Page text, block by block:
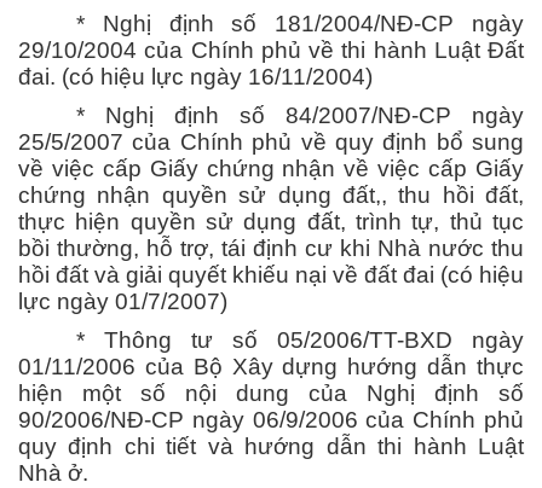
* Nghị định số 181/2004/NĐ-CP ngày
29/10/2004 của Chính phủ về thi hành Luật Đất
đai. (có hiệu lực ngày 16/11/2004)
* Nghị định số 84/2007/NĐ-CP ngày
25/5/2007 của Chính phủ về quy định bổ sung
về việc cấp Giấy chứng nhận về việc cấp Giấy
chứng nhận quyền sử dụng đất,, thu hồi đất,
thực hiện quyền sử dụng đất, trình tự, thủ tục
bồi thường, hỗ trợ, tái định cư khi Nhà nước thu
hồi đất và giải quyết khiếu nại về đất đai (có hiệu
lực ngày 01/7/2007)
* Thông tư số 05/2006/TT-BXD ngày
01/11/2006 của Bộ Xây dựng hướng dẫn thực
hiện một số nội dung của Nghị định số
90/2006/NĐ-CP ngày 06/9/2006 của Chính phủ
quy định chi tiết và hướng dẫn thi hành Luật
Nhà ở.